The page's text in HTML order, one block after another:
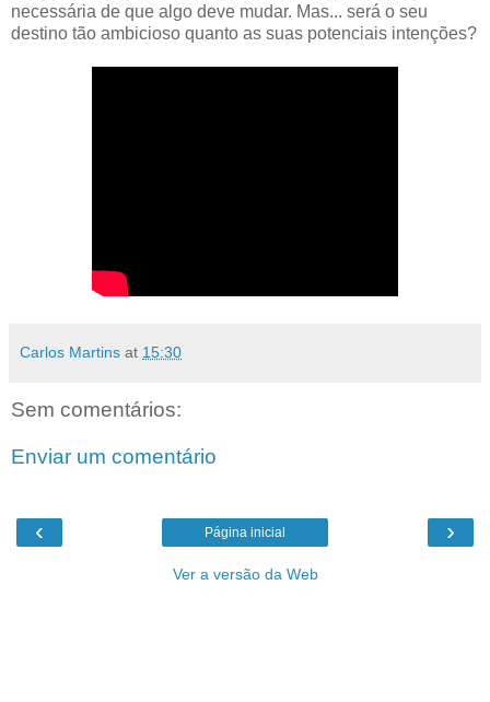
necessária de que algo deve mudar. Mas... será o seu
destino tão ambicioso quanto as suas potenciais intenções?
Carlos Martins at 15:30
Sem comentários:
Enviar um comentário
‹ ›
Página inicial
Ver a versão da Web